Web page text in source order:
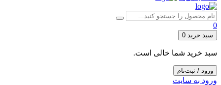
0
سبد خرید 0
سبد خرید شما خالی است.
ورود / ثبت‌نام
ورود به سایت